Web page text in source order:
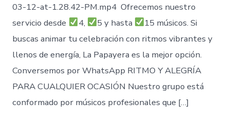
03-12-at-1.28.42-PM.mp4 Ofrecemos nuestro
servicio desde
4, 5 y hasta
15 músicos. Si
buscas animar tu celebración con ritmos vibrantes y
llenos de energía, La Papayera es la mejor opción.
Conversemos por WhatsApp RITMO Y ALEGRÍA
PARA CUALQUIER OCASIÓN Nuestro grupo está
conformado por músicos profesionales que […]